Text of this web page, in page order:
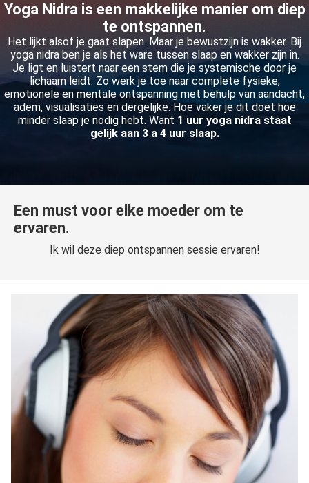
Yoga Nidra is een makkelijke manier om diep
te ontspannen.
Het lijkt alsof je gaat slapen. Maar je bewustzijn is wakker. Bij
yoga nidra ben je als het ware tussen slaap en wakker zijn in.
Je ligt en luistert naar een stem die je systemische door je
lichaam leidt. Zo werk je toe naar complete fysieke,
emotionele en mentale ontspanning met behulp van aandacht,
adem, visualisaties en dergelijke. Hoe vaker je dit doet hoe
minder slaap je nodig hebt. Want 1 uur yoga nidra staat
gelijk aan 3 a 4 uur slaap.
Een must voor elke moeder om te
ervaren.
Ik wil deze diep ontspannen sessie ervaren!